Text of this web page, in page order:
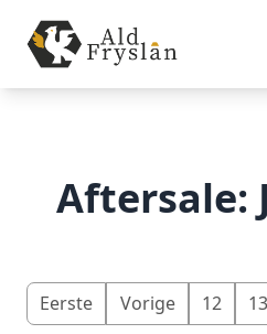
Aftersale:
Eerste Vorige 12 13